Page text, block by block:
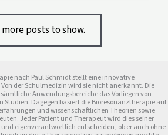
posts to show.
nach Paul Schmidt stellt eine innovative
der Schulmedizin wird sie nicht anerkannt. Die
Anwendungsbereiche das Vorliegen von
Dagegen basiert die Bioresonanztherapie auf
und wissenschaftlichen Theorien sowie
Jeder Patient und Therapeut wird dies seiner
eigenverantwortlich entscheiden, ob er auch ohne